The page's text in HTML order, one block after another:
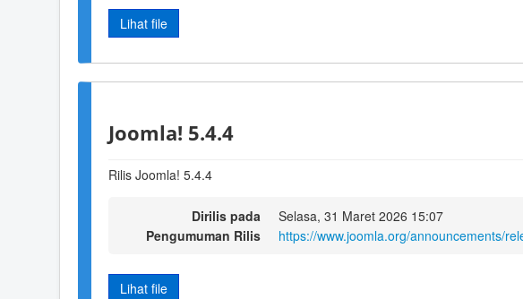
Lihat file
Joomla! 5.4.4
Rilis Joomla! 5.4.4
Dirilis pada
Selasa, 31 Maret 2026 15:07
Pengumuman Rilis
https://www.joomla.org/announcements/
Lihat file